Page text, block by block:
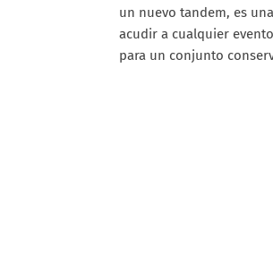
un nuevo tandem, es
acudir a cualquier
para un conjunto